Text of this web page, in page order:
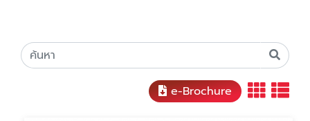
e-Brochure